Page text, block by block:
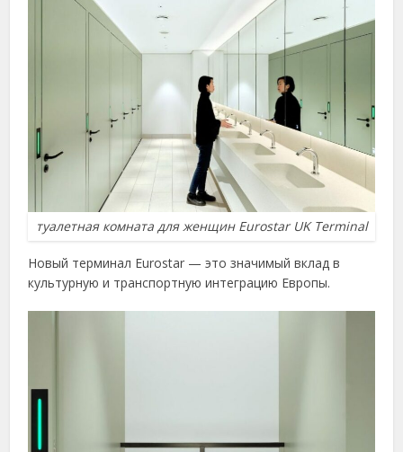
туалетная комната для женщин Eurostar UK Terminal
Новый терминал Eurostar — это значимый вклад в
культурную и транспортную интеграцию Европы.